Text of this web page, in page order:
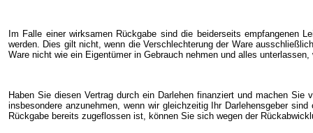
Im Falle einer wirksamen Rückgabe sind die beiderseits empfangenen
werden. Dies gilt nicht, wenn die Verschlechterung der Ware
Ware nicht wie ein Eigentümer in Gebrauch nehmen und alles
Haben Sie diesen Vertrag durch ein Darlehen finanziert und machen
insbesondere anzunehmen, wenn wir gleichzeitig Ihr Darlehensgeber
Rückgabe bereits zugeflossen ist, können Sie sich wegen der